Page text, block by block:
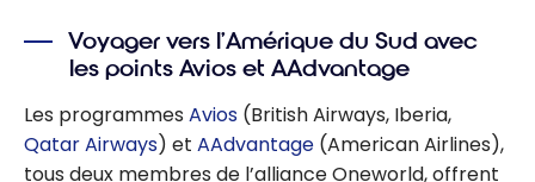
Voyager vers l’Amérique du Sud avec
les points Avios et AAdvantage
Les programmes Avios (British Airways, Iberia,
Qatar Airways) et AAdvantage (American Airlines),
tous deux membres de l’alliance Oneworld, offrent